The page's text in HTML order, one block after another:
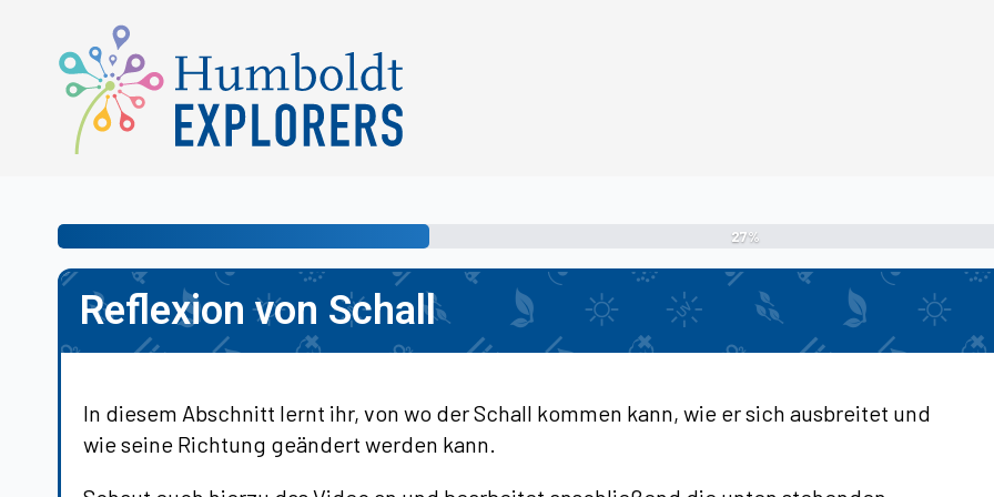
27%
Reflexion von Schall
In diesem Abschnitt lernt ihr, von wo der Schall kommen kann, wie er sich ausbreitet und
wie seine Richtung geändert werden kann.